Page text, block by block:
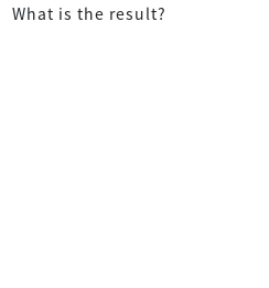
What is the result?